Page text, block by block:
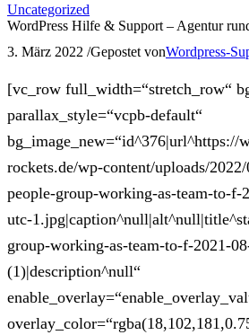
Uncategorized
WordPress Hilfe & Support – Agentur
3. März 2022 /Gepostet vonWordpress-
[vc_row full_width=“stretch_row“
parallax_style=“vcpb-default“
bg_image_new=“id^376|url^https://
rockets.de/wp-content/uploads/
people-group-working-as-team-to-f-
utc-
group-working-as-team-to-f-2021-
(1)|description^null“